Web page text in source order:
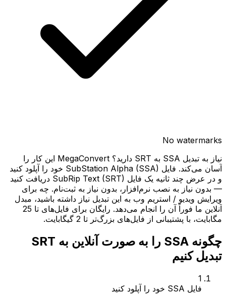
No watermarks
نیاز به تبدیل SSA به SRT دارید؟ MegaConvert این کار را
آسان می‌کند. فایل SubStation Alpha (SSA) خود را آپلود کنید
و در عرض چند ثانیه یک فایل SubRip Text (SRT) دریافت کنید
— بدون نیاز به نصب نرم‌افزار، بدون نیاز به ثبت‌نام. چه برای
ویرایش ویدیو / استریم وب به این تبدیل نیاز داشته باشید، مبدل
آنلاین ما فوراً آن را انجام می‌دهد. رایگان برای فایل‌های تا 25
مگابایت، با پشتیبانی از فایل‌های بزرگ‌تر تا 2 گیگابایت.
چگونه SSA را به صورت آنلاین به SRT
تبدیل کنیم
1
فایل SSA خود را آپلود کنید